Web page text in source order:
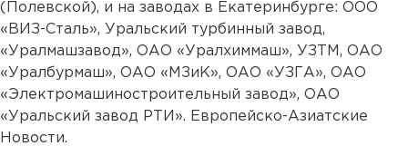
(Полевской), и на заводах в Екатеринбурге: ООО
«ВИЗ-Сталь», Уральский турбинный завод,
«Уралмашзавод», ОАО «Уралхиммаш», УЗТМ, ОАО
«Уралбурмаш», ОАО «МЗиК», ОАО «УЗГА», ОАО
«Электромашиностроительный завод», ОАО
«Уральский завод РТИ». Европейско-Азиатские
Новости.